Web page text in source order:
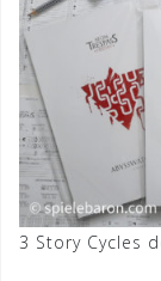
3 Story Cycles